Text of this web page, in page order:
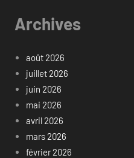
Archives
août 2026
juillet 2026
juin 2026
mai 2026
avril 2026
mars 2026
février 2026